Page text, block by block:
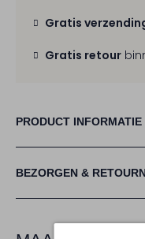
Gratis
Gratis retour
PRODUCT INFORMATIE
BEZORGEN &